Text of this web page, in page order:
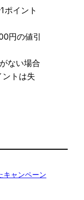
ポイント
円の値引
ない場合
トは失
キャンペーン